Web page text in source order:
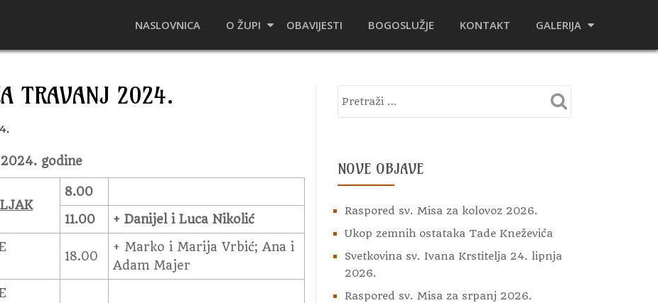
NASLOVNICA O ŽUPI OBAVIJESTI BOGOSLUŽJE KONTAKT GALERIJA
TRAVANJ 2024.
godine
8.00
11.00
+ Danijel i Luca Nikolić
18.00
+ Marko i Marija Vrbić; Ana i
Adam Majer
NOVE OBJAVE
Raspored sv. Misa za kolovoz 2026.
Ukop zemnih ostataka Tade Kneževića
Svetkovina sv. Ivana Krstitelja 24. lipnja
2026.
Raspored sv. Misa za srpanj 2026.